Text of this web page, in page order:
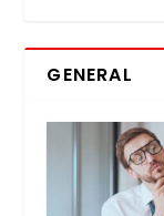
GENERAL